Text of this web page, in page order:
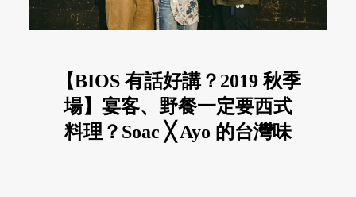
【BIOS 有話好講？2019 秋季
場】宴客、野餐一定要西式
料理？Soac ╳ Ayo 的台灣味